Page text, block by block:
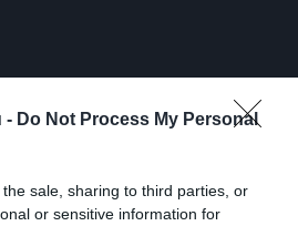
- Do Not Process My Personal
sale, sharing to third parties, or
or sensitive information for